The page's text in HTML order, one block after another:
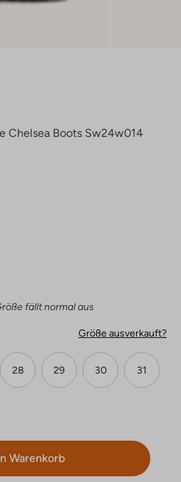
Chelsea Boots Sw24w014
fällt normal aus
Größe ausverkauft?
28 29 30 31
Warenkorb